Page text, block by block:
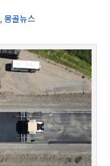
,몽골뉴스